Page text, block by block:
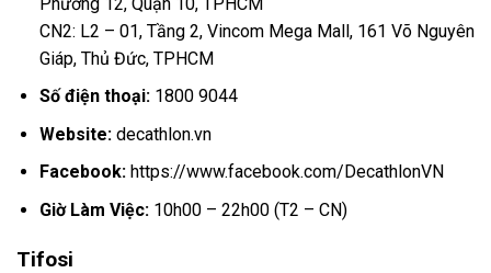
CN2: L2 – 01, Tầng 2, Vincom Mega Mall, 161 Võ Nguyên
Giáp, Thủ Đức, TPHCM
Số điện thoại:1800 9044
Website:decathlon.vn
Facebook: https://www.facebook.com/DecathlonVN
Giờ Làm Việc:10h00 – 22h00 (T2 – CN)
Tifosi